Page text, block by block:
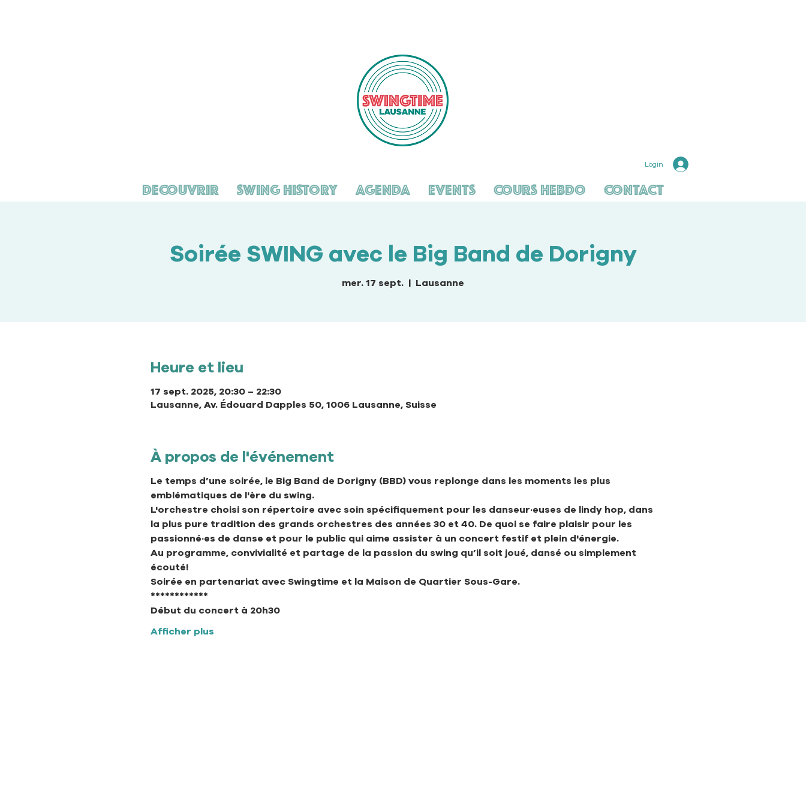
Login
Decouvrir Swing History Agenda Events Cours hebdo Contact
Soirée SWING avec le Big Band de Dorigny
mer. 17 sept.
  |
Lausanne
Heure et lieu
17 sept. 2025, 20:30 – 22:30
Lausanne, Av. Édouard Dapples 50, 1006 Lausanne, Suisse
À propos de l'événement
Le temps d’une soirée, le Big Band de Dorigny (BBD) vous replonge dans les moments les plus
emblématiques de l'ère du swing.
L'orchestre choisi son répertoire avec soin spécifiquement pour les danseur·euses de lindy hop, dans
la plus pure tradition des grands orchestres des années 30 et 40. De quoi se faire plaisir pour les
passionné·es de danse et pour le public qui aime assister à un concert festif et plein d'énergie.
Au programme, convivialité et partage de la passion du swing qu’il soit joué, dansé ou simplement
écouté!
Soirée en partenariat avec Swingtime et la Maison de Quartier Sous-Gare.
************
Début du concert à 20h30
Afficher plus